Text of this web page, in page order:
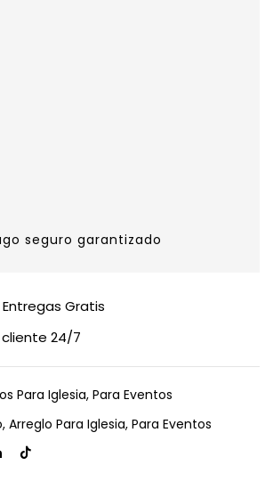
seguro garantizado
Gratis
24/7
Para Iglesia, Para Eventos
, Arreglo Para Iglesia, Para Eventos